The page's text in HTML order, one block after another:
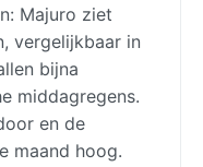
Majuro ziet
vergelijkbaar in
bijna
middagregens.
en de
maand hoog.